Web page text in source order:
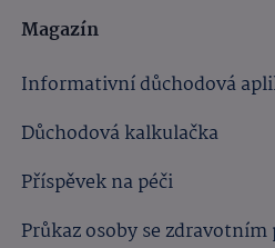
Magazín
Informativní důchodová
Důchodová kalkulačka
Příspěvek na péči
Průkaz osoby se